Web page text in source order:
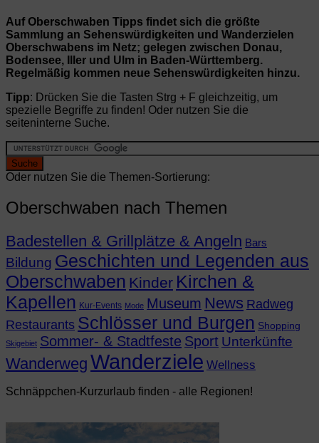
Auf Oberschwaben Tipps findet sich die größte
Sammlung an Sehenswürdigkeiten und Wanderzielen
Oberschwabens im Netz; gelegen zwischen Donau,
Bodensee, Iller und Ulm in Baden-Württemberg.
Regelmäßig kommen neue Sehenswürdigkeiten hinzu.
Tipp: Drücken Sie die Tasten Strg + F gleichzeitig, um
spezielle Begriffe zu finden! Oder nutzen Sie die
seiteninterne Suche.
Oder nutzen Sie die Themen-Sortierung:
Oberschwaben nach Themen
Badestellen & Grillplätze & Angeln Bars
Bildung Geschichten und Legenden aus
Oberschwaben Kinder Kirchen &
Kapellen Kur-Events Mode Museum News Radweg
Restaurants Schlösser und Burgen Shopping
Skigebiet Sommer- & Stadtfeste Sport Unterkünfte
Wanderweg Wanderziele Wellness
Schnäppchen-Kurzurlaub finden - alle Regionen!